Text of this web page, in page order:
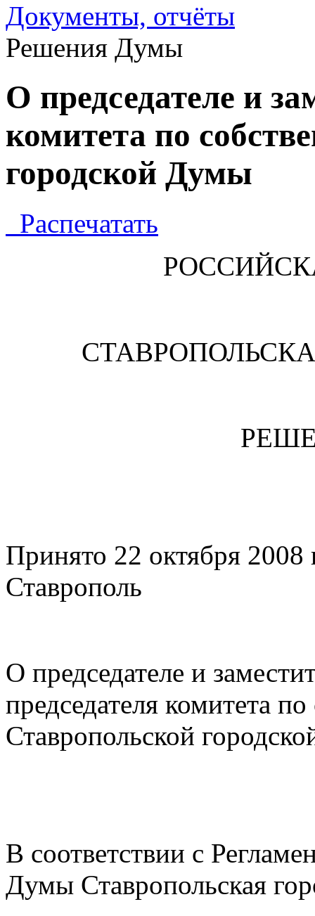
Документы, отчёты
Решения Думы
О председателе и
комитета по
городской Думы
Распечатать
Принято 22 октября
Ставрополь
О председателе и
председателя комитета
Ставропольской
В соответствии с
Думы Ставропольская